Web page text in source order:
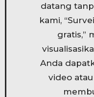
datang
kami,
gratis,”
Anda
video